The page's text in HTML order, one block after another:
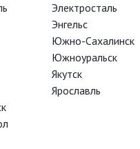
Электросталь
Энгельс
Южно-Сахалинск
Южноуральск
Якутск
Ярославль